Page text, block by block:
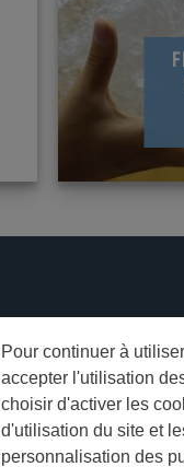
Pour continuer à
accepter l'utilisation
choisir d'activer les
d'utilisation du site et
personnalisation des